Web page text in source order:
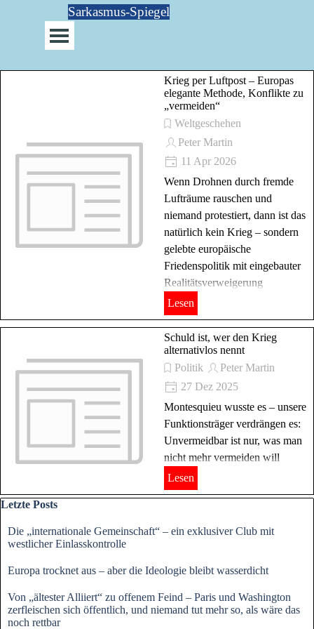
Direkt zum SeiteninhaltSarkasmus-Spiegel
Menü überspringen
Krieg per Luftpost – Europas
elegante Methode, Konflikte zu
„vermeiden“
Weltgeschehen
Peter Martin
11 Apr 2026
Wenn Drohnen durch fremde
Lufträume rauschen und
niemand protestiert, dann ist das
natürlich kein Krieg – sondern
gelebte europäische
Friedenspolitik mit eingebauter
Realitätsverweigerung
Lesen
Schuld ist, wer den Krieg
alternativlos nennt
Politik
Peter Martin
27 Dez 2025
Montesquieu wusste es – unsere
Funktionsträger verdrängen es:
Unvermeidbar ist nur, was man
nicht mehr vermeiden will
Lesen
Block überspringen Letzte Posts
Letzte Posts
Die „internationale Gemeinschaft“ – ein exklusiver Club mit
westlicher Einlasskontrolle
Europa trocknet aus – aber die Ideologie bleibt wasserdicht
Von „ältester Alliiert“ zu offenem Feind – Paris und Washington
zerfleischen sich öffentlich, und niemand tut mehr so, als wäre das
noch rettbar